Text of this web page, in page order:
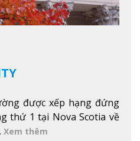
được xếp hạng đứng
thứ 1 tại Nova Scotia về
Xem thêm